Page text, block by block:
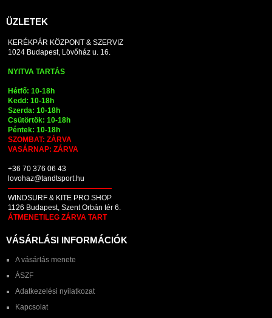
ÜZLETEK
KERÉKPÁR KÖZPONT & SZERVIZ
1024 Budapest, Lövőház u. 16.
NYITVA TARTÁS
Hétfő: 10-18h
Kedd: 10-18h
Szerda: 10-18h
Csütörtök: 10-18h
Péntek: 10-18h
SZOMBAT: ZÁRVA
VASÁRNAP: ZÁRVA
+36 70 376 06 43
lovohaz@tandtsport.hu
WINDSURF & KITE PRO SHOP
1126 Budapest, Szent Orbán tér 6.
ÁTMENETILEG ZÁRVA TART
VÁSÁRLÁSI INFORMÁCIÓK
A vásárlás menete
ÁSZF
Adatkezelési nyilatkozat
Kapcsolat